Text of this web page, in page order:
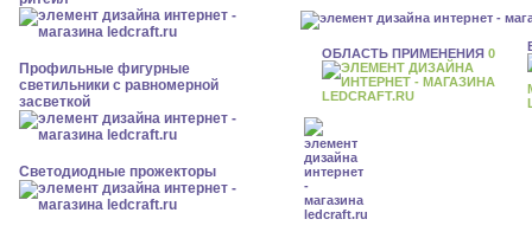
Профильные фигурные
светильники с равномерной
засветкой
Светодиодные прожекторы
ОБЛАСТЬ ПРИМЕНЕНИЯ 0